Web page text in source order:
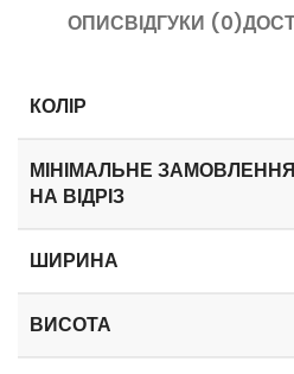
ОПИСВІДГУКИ (0)
КОЛІР
МІНІМАЛЬНЕ ЗАМОВЛЕННЯ
НА ВІДРІЗ
ШИРИНА
ВИСОТА